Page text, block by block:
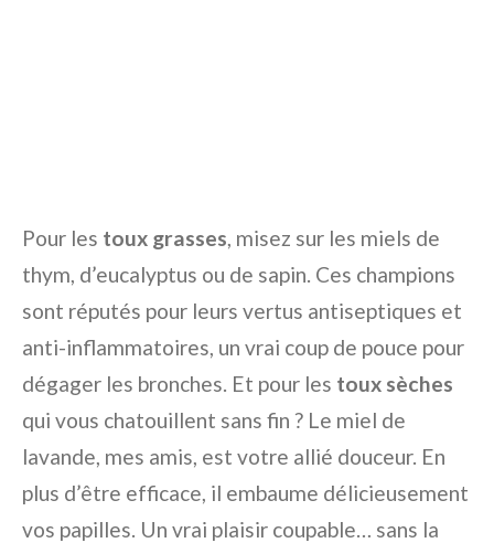
Pour les toux grasses , misez sur les miels de
thym, d’eucalyptus ou de sapin. Ces champions
sont réputés pour leurs vertus antiseptiques et
anti-inflammatoires, un vrai coup de pouce pour
dégager les bronches. Et pour les toux sèches
qui vous chatouillent sans fin ? Le miel de
lavande, mes amis, est votre allié douceur. En
plus d’être efficace, il embaume délicieusement
vos papilles. Un vrai plaisir coupable… sans la